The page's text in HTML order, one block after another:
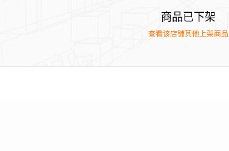
商品已下架
查看该店铺其他上架商品